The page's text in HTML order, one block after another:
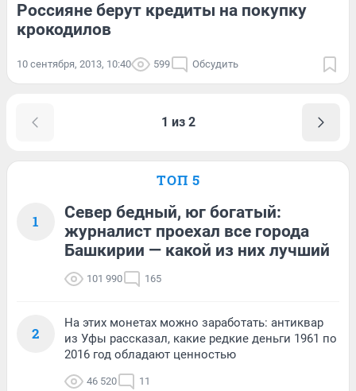
Россияне берут кредиты на покупку
крокодилов
10 сентября, 2013, 10:40 599 Обсудить
1 из 2
ТОП 5
1
Север бедный, юг богатый:
журналист проехал все города
Башкирии — какой из них лучший
101 990 165
2
На этих монетах можно заработать: антиквар
из Уфы рассказал, какие редкие деньги 1961 по
2016 год обладают ценностью
46 520 11